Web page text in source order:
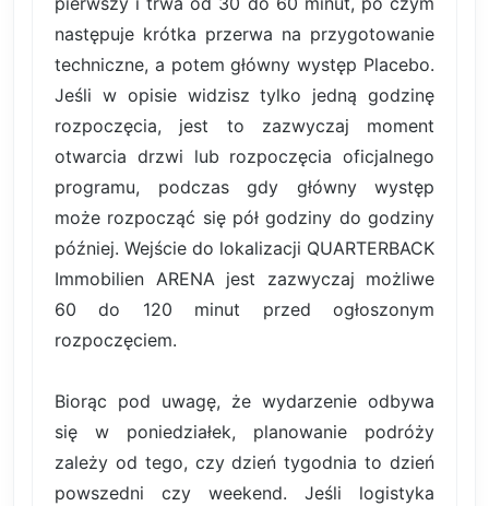
następuje krótka przerwa na przygotowanie
techniczne, a potem główny występ Placebo.
Jeśli w opisie widzisz tylko jedną godzinę
rozpoczęcia, jest to zazwyczaj moment
otwarcia drzwi lub rozpoczęcia oficjalnego
programu, podczas gdy główny występ
może rozpocząć się pół godziny do godziny
później. Wejście do lokalizacji QUARTERBACK
Immobilien ARENA jest zazwyczaj możliwe
60 do 120 minut przed ogłoszonym
rozpoczęciem.
Biorąc pod uwagę, że wydarzenie odbywa
się w poniedziałek, planowanie podróży
zależy od tego, czy dzień tygodnia to dzień
powszedni czy weekend. Jeśli logistyka